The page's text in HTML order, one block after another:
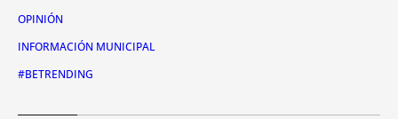
OPINIÓN
INFORMACIÓN MUNICIPAL
#BETRENDING